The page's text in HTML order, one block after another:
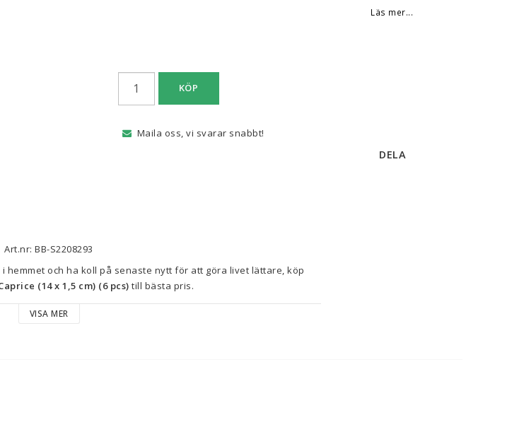
Läs mer...
KÖP
Maila oss, vi svarar snabbt!
DELA
Art.nr: BB-S2208293
(14 x 1,5 cm) (6 pcs) till bästa pris.
Material: Glas
VISA MER